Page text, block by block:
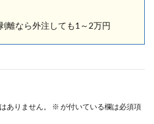
離なら外注しても1～2万円
ありません。 ※ が付いている欄は必須項